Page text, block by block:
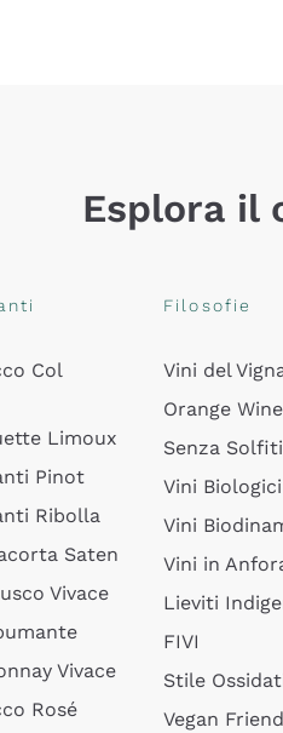
Esplora il
Col
Limoux
Pinot
Ribolla
Saten
Vivace
Vivace
Rosé
Filosofie
Vini del
Orange Wine
Senza Solfiti
Vini Biologici
Vini
Vini in
Lieviti
FIVI
Stile
Vegan